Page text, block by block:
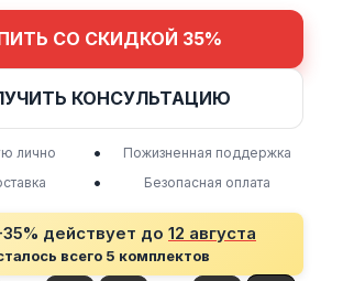
СО СКИДКОЙ 35%
КОНСУЛЬТАЦИЮ
лично •
Пожизненная поддержка
• Безопасная оплата
действует до 12 августа
всего 5 комплектов